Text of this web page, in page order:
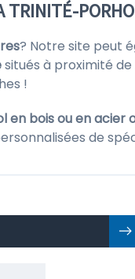
TRINITÉ-
? Notre site peut
situés à proximité de
!
en bois ou en acier
de